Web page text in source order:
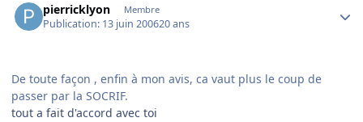
pierricklyon Membre
Publication: 13 juin 200620 ans
De toute façon , enfin à mon avis, ca vaut plus le coup de
passer par la SOCRIF.
tout a fait d'accord avec toi